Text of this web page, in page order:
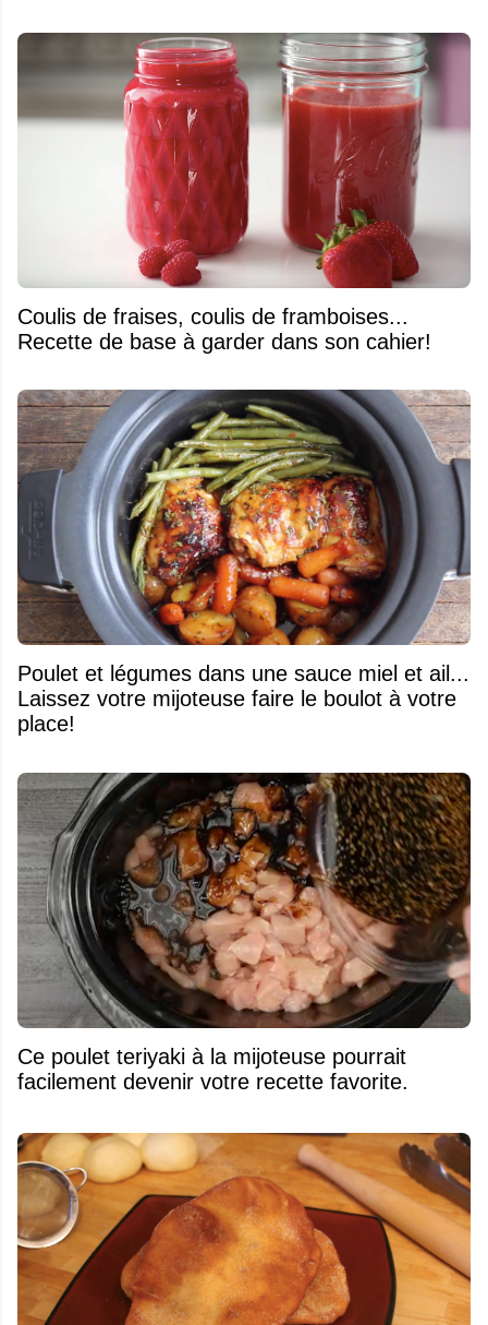
Coulis de fraises, coulis de framboises...
Recette de base à garder dans son cahier!
Poulet et légumes dans une sauce miel et ail...
Laissez votre mijoteuse faire le boulot à votre
place!
Ce poulet teriyaki à la mijoteuse pourrait
facilement devenir votre recette favorite.